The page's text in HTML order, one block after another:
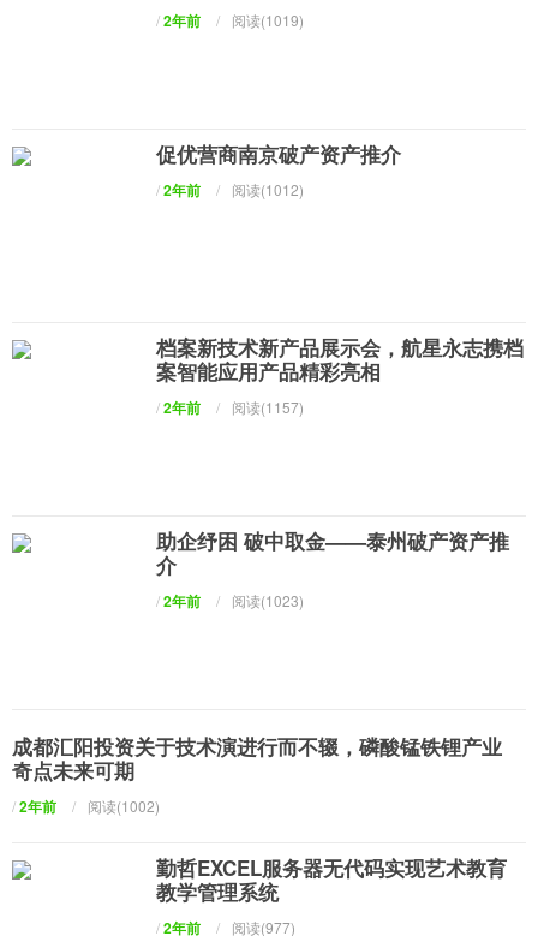
/2年前 / 阅读(1019)
促优营商南京破产资产推介
/2年前 / 阅读(1012)
档案新技术新产品展示会，航星永志携档
案智能应用产品精彩亮相
/2年前 / 阅读(1157)
助企纾困 破中取金——泰州破产资产推
介
/2年前 / 阅读(1023)
成都汇阳投资关于技术演进行而不辍，磷酸锰铁锂产业
奇点未来可期
/2年前 / 阅读(1002)
勤哲EXCEL服务器无代码实现艺术教育
教学管理系统
/2年前 / 阅读(977)